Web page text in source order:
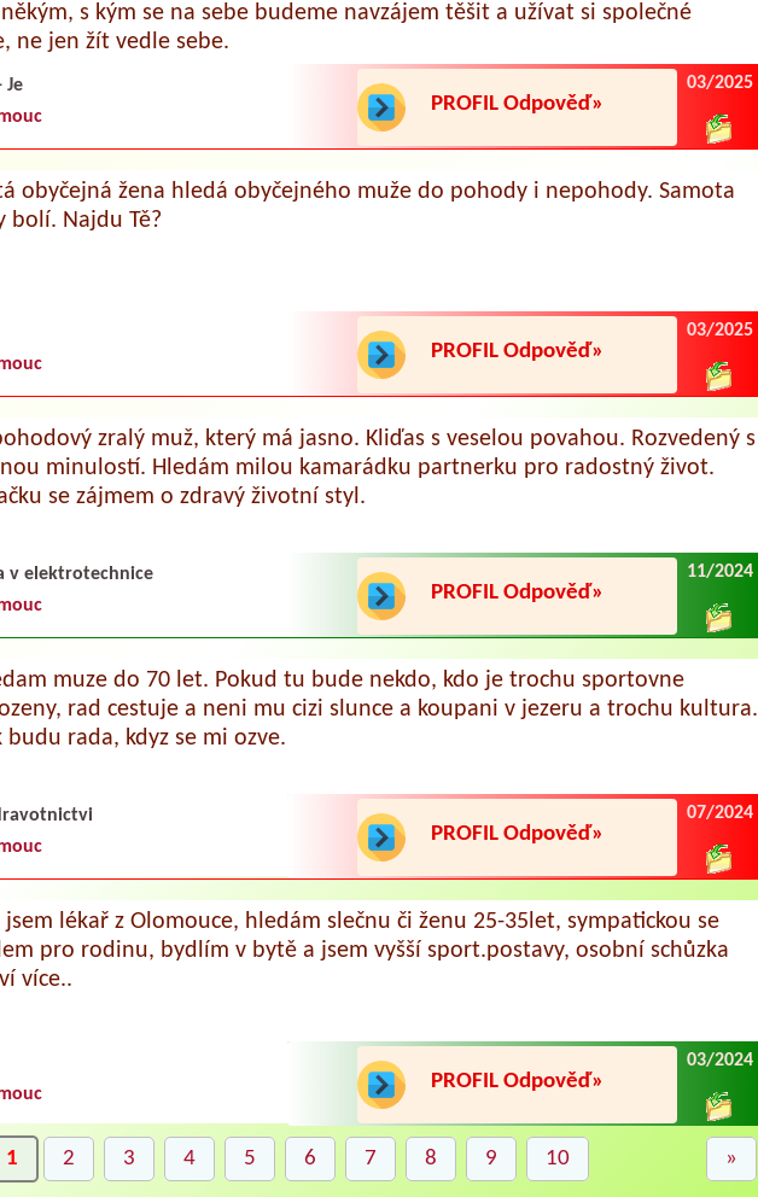
s kým se na sebe budeme navzájem těšit a užívat si společné
ne jen žít vedle sebe.
Je
PROFIL Odpověď»
03/2025
obyčejná žena hledá obyčejného muže do pohody i nepohody. Samota
bolí. Najdu Tě?
PROFIL Odpověď»
03/2025
zralý muž, který má jasno. Kliďas s veselou povahou. Rozvedený s
minulostí. Hledám milou kamarádku partnerku pro radostný život.
se zájmem o zdravý životní styl.
v elektrotechnice
PROFIL Odpověď»
11/2024
muze do 70 let. Pokud tu bude nekdo, kdo je trochu sportovne
rad cestuje a neni mu cizi slunce a koupani v jezeru a trochu kultura.
budu rada, kdyz se mi ozve.
PROFIL Odpověď»
07/2024
lékař z Olomouce, hledám slečnu či ženu 25-35let, sympatickou se
pro rodinu, bydlím v bytě a jsem vyšší sport.postavy, osobní schůzka
více..
PROFIL Odpověď»
03/2024
1 2 3 4 5 6 7 8 9 10 »